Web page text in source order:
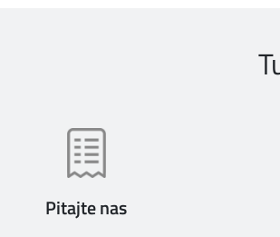
Pitajte nas